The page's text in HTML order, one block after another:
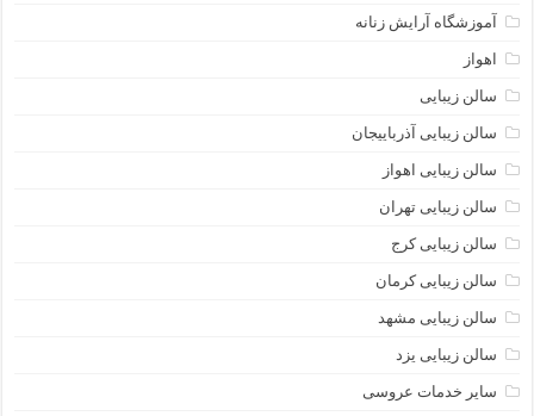
آموزشگاه آرایش زنانه
اهواز
سالن زیبایی
سالن زیبایی آذرباییجان
سالن زیبایی اهواز
سالن زیبایی تهران
سالن زیبایی کرج
سالن زیبایی کرمان
سالن زیبایی مشهد
سالن زیبایی یزد
سایر خدمات عروسی